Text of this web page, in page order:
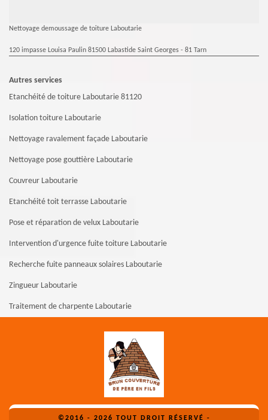
Nettoyage demoussage de toiture Laboutarie
120 impasse Louisa Paulin 81500 Labastide Saint Georges - 81 Tarn
Autres services
Etanchéité de toiture Laboutarie 81120
Isolation toiture Laboutarie
Nettoyage ravalement façade Laboutarie
Nettoyage pose gouttière Laboutarie
Couvreur Laboutarie
Etanchéité toit terrasse Laboutarie
Pose et réparation de velux Laboutarie
Intervention d'urgence fuite toiture Laboutarie
Recherche fuite panneaux solaires Laboutarie
Zingueur Laboutarie
Traitement de charpente Laboutarie
©2016 - 2026 TOUT DROIT RÉSERVÉ -